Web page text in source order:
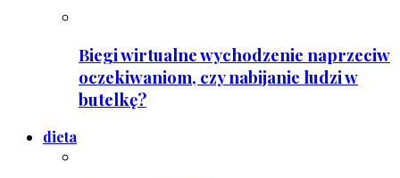
Biegi wirtualne wychodzenie naprzeciw
oczekiwaniom, czy nabijanie ludzi w
butelkę?
dieta